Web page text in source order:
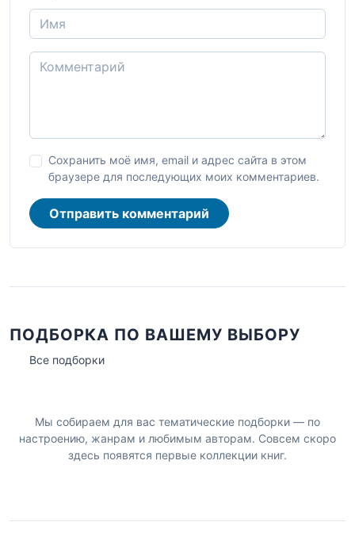
Сохранить моё имя, email и адрес сайта в этом
браузере для последующих моих комментариев.
Отправить комментарий
ПОДБОРКА ПО ВАШЕМУ ВЫБОРУ
Все подборки
Мы собираем для вас тематические подборки — по
настроению, жанрам и любимым авторам. Совсем скоро
здесь появятся первые коллекции книг.